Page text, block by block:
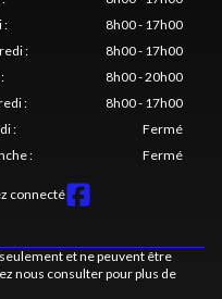
:
8h00 - 17h00
:
8h00 - 17h00
:
8h00 - 20h00
:
8h00 - 17h00
:
Fermé
: Fermé
connecté
et ne peuvent être
nous consulter pour plus de